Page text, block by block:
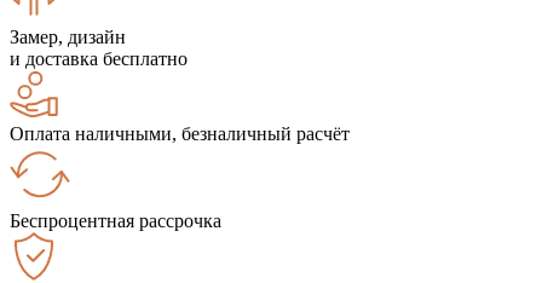
Замер, дизайн
и доставка бесплатно
Оплата наличными, безналичный расчёт
Беспроцентная рассрочка